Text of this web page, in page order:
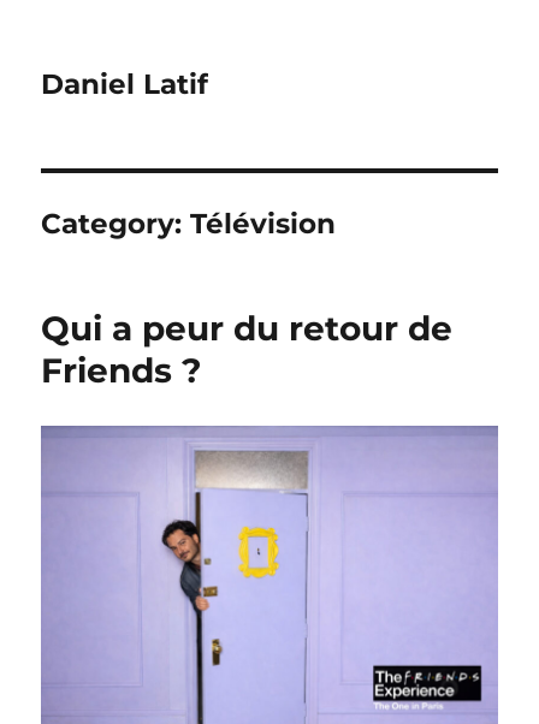
Daniel Latif
Category:Télévision
Qui a peur du retour de
Friends ?